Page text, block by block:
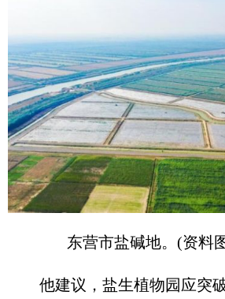
东营市盐碱地。(资料
他建议，盐生植物园应突破